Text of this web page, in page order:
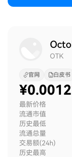
OTK
官网 白皮书
¥0.0012
最新价格
流通市值
历史最低
流通总量
交易额(24h)
历史最高